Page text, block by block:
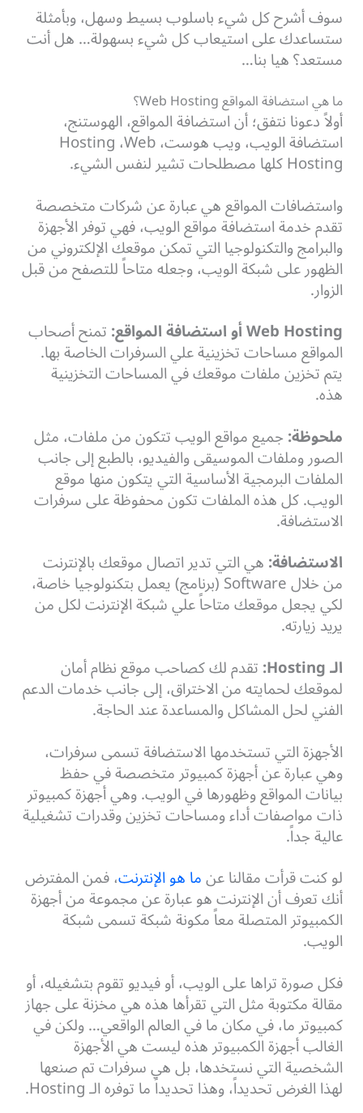
سوف أشرح كل شيء باسلوب بسيط وسهل، وبأمثلة
ستساعدك على استيعاب كل شيء بسهولة… هل أنت
مستعد؟ هيا بنا…
ما هي استضافة المواقع Web Hosting؟
أولاً دعونا نتفق؛ أن استضافة المواقع، الهوستنج،
استضافة الويب، ويب هوست، Hosting ،Web
Hosting كلها مصطلحات تشير لنفس الشيء.
واستضافات المواقع هي عبارة عن شركات متخصصة
تقدم خدمة استضافة مواقع الويب، فهي توفر الأجهزة
والبرامج والتكنولوجيا التي تمكن موقعك الإلكتروني من
الظهور على شبكة الويب، وجعله متاحاً للتصفح من قبل
الزوار.
Web Hosting أو استضافة المواقع:
تمنح أصحاب
المواقع مساحات تخزينية علي السرفرات الخاصة بها.
يتم تخزين ملفات موقعك في المساحات التخزينية
هذه.
ملحوظة:جميع مواقع الويب تتكون من ملفات، مثل
الصور وملفات الموسيقى والفيديو، بالطبع إلى جانب
الملفات البرمجية الأساسية التي يتكون منها موقع
الويب. كل هذه الملفات تكون محفوظة على سرفرات
الاستضافة.
الاستضافة:هي التي تدير اتصال موقعك بالإنترنت
من خلال Software (برنامج) يعمل بتكنولوجيا خاصة،
لكي يجعل موقعك متاحاً علي شبكة الإنترنت لكل من
يريد زيارته.
الـ Hosting:
تقدم لك كصاحب موقع نظام أمان
لموقعك لحمايته من الاختراق، إلى جانب خدمات الدعم
الفني لحل المشاكل والمساعدة عند الحاجة.
الأجهزة التي تستخدمها الاستضافة تسمى سرفرات،
وهي عبارة عن أجهزة كمبيوتر متخصصة في حفظ
بيانات المواقع وظهورها في الويب. وهي أجهزة كمبيوتر
ذات مواصفات أداء ومساحات تخزين وقدرات تشغيلية
عالية جداً.
لو كنت قرأت مقالنا عنما هو الإنترنت، فمن المفترض
أنك تعرف أن الإنترنت هو عبارة عن مجموعة من أجهزة
الكمبيوتر المتصلة معاً مكونة شبكة تسمى شبكة
الويب.
فكل صورة تراها على الويب، أو فيديو تقوم بتشغيله، أو
مقالة مكتوبة مثل التي تقرأها هذه هي مخزنة على جهاز
كمبيوتر ما، في مكان ما في العالم الواقعي… ولكن في
الغالب أجهزة الكمبيوتر هذه ليست هي الأجهزة
الشخصية التي نستخدها، بل هي سرفرات تم صنعها
لهذا الغرض تحديداً، وهذا تحديداً ما توفره الـ Hosting.